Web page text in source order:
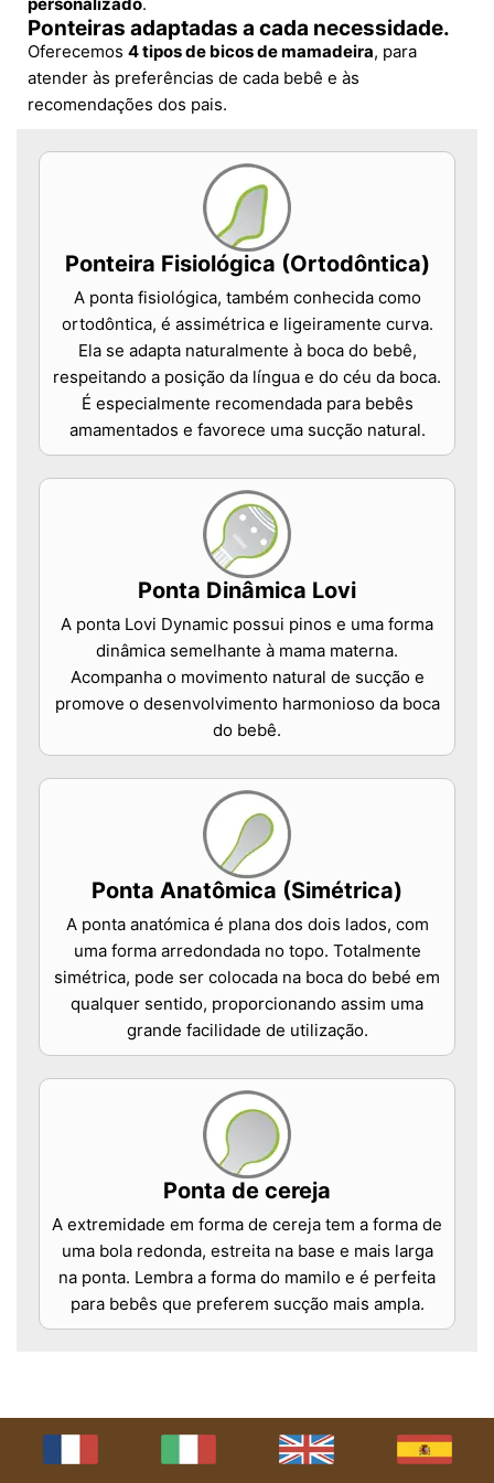
Ponteiras adaptadas a cada necessidade.
Oferecemos 4 tipos de bicos de mamadeira, para
atender às preferências de cada bebê e às
recomendações dos pais.
Ponteira Fisiológica (Ortodôntica)
A ponta fisiológica, também conhecida como
ortodôntica, é assimétrica e ligeiramente curva.
Ela se adapta naturalmente à boca do bebê,
respeitando a posição da língua e do céu da boca.
É especialmente recomendada para bebês
amamentados e favorece uma sucção natural.
Ponta Dinâmica Lovi
A ponta Lovi Dynamic possui pinos e uma forma
dinâmica semelhante à mama materna.
Acompanha o movimento natural de sucção e
promove o desenvolvimento harmonioso da boca
do bebê.
Ponta Anatômica (Simétrica)
A ponta anatómica é plana dos dois lados, com
uma forma arredondada no topo. Totalmente
simétrica, pode ser colocada na boca do bebé em
qualquer sentido, proporcionando assim uma
grande facilidade de utilização.
Ponta de cereja
A extremidade em forma de cereja tem a forma de
uma bola redonda, estreita na base e mais larga
na ponta. Lembra a forma do mamilo e é perfeita
para bebês que preferem sucção mais ampla.